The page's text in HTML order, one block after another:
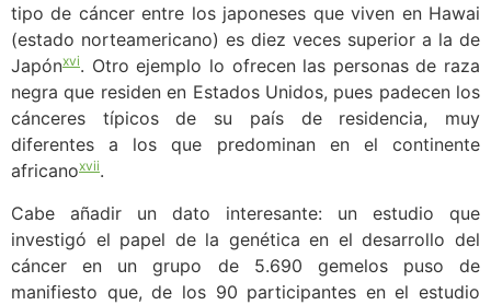
tipo de cáncer entre los japoneses que viven en Hawai
(estado norteamericano) es diez veces superior a la de
Japónxvi. Otro ejemplo lo ofrecen las personas de raza
negra que residen en Estados Unidos, pues padecen los
cánceres típicos de su país de residencia, muy
diferentes a los que predominan en el continente
africanoxvii.
Cabe añadir un dato interesante: un estudio que
investigó el papel de la genética en el desarrollo del
cáncer en un grupo de 5.690 gemelos puso de
manifiesto que, de los 90 participantes en el estudio